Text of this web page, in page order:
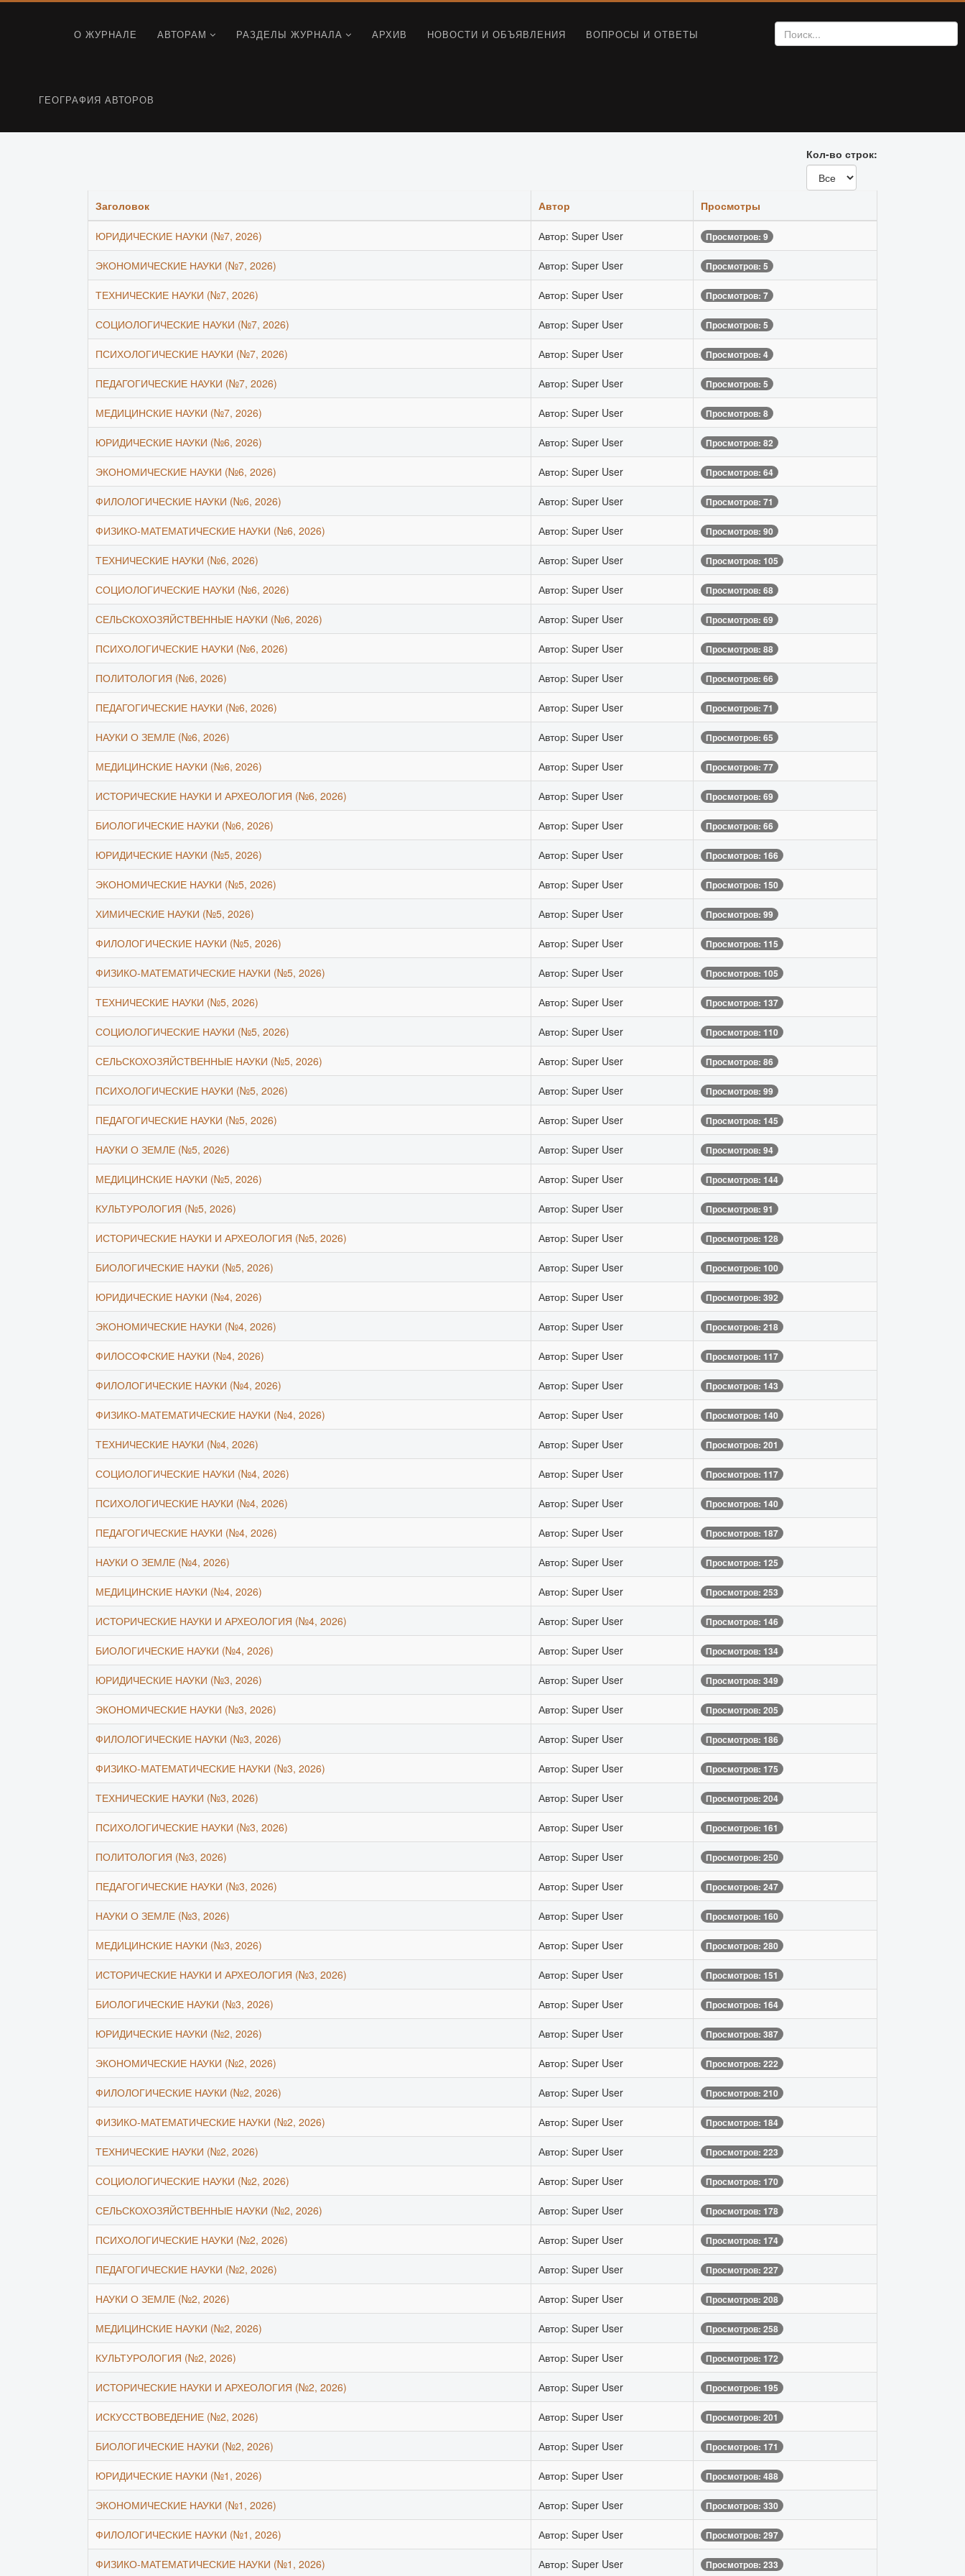
О ЖУРНАЛЕ АВТОРАМ РАЗДЕЛЫ ЖУРНАЛА АРХИВ НОВОСТИ И ОБЪЯВЛЕНИЯ ВОПРОСЫ И ОТВЕТЫ
ГЕОГРАФИЯ АВТОРОВ
Кол-во строк:
Заголовок Автор Просмотры
ЮРИДИЧЕСКИЕ НАУКИ (№7, 2026) Автор: Super User Просмотров: 9
ЭКОНОМИЧЕСКИЕ НАУКИ (№7, 2026) Автор: Super User Просмотров: 5
ТЕХНИЧЕСКИЕ НАУКИ (№7, 2026) Автор: Super User Просмотров: 7
СОЦИОЛОГИЧЕСКИЕ НАУКИ (№7, 2026) Автор: Super User Просмотров: 5
ПСИХОЛОГИЧЕСКИЕ НАУКИ (№7, 2026) Автор: Super User Просмотров: 4
ПЕДАГОГИЧЕСКИЕ НАУКИ (№7, 2026) Автор: Super User Просмотров: 5
МЕДИЦИНСКИЕ НАУКИ (№7, 2026) Автор: Super User Просмотров: 8
ЮРИДИЧЕСКИЕ НАУКИ (№6, 2026) Автор: Super User Просмотров: 82
ЭКОНОМИЧЕСКИЕ НАУКИ (№6, 2026) Автор: Super User Просмотров: 64
ФИЛОЛОГИЧЕСКИЕ НАУКИ (№6, 2026) Автор: Super User Просмотров: 71
ФИЗИКО-МАТЕМАТИЧЕСКИЕ НАУКИ (№6, 2026) Автор: Super User Просмотров: 90
ТЕХНИЧЕСКИЕ НАУКИ (№6, 2026) Автор: Super User Просмотров: 105
СОЦИОЛОГИЧЕСКИЕ НАУКИ (№6, 2026) Автор: Super User Просмотров: 68
СЕЛЬСКОХОЗЯЙСТВЕННЫЕ НАУКИ (№6, 2026) Автор: Super User Просмотров: 69
ПСИХОЛОГИЧЕСКИЕ НАУКИ (№6, 2026) Автор: Super User Просмотров: 88
ПОЛИТОЛОГИЯ (№6, 2026) Автор: Super User Просмотров: 66
ПЕДАГОГИЧЕСКИЕ НАУКИ (№6, 2026) Автор: Super User Просмотров: 71
НАУКИ О ЗЕМЛЕ (№6, 2026) Автор: Super User Просмотров: 65
МЕДИЦИНСКИЕ НАУКИ (№6, 2026) Автор: Super User Просмотров: 77
ИСТОРИЧЕСКИЕ НАУКИ И АРХЕОЛОГИЯ (№6, 2026) Автор: Super User Просмотров: 69
БИОЛОГИЧЕСКИЕ НАУКИ (№6, 2026) Автор: Super User Просмотров: 66
ЮРИДИЧЕСКИЕ НАУКИ (№5, 2026) Автор: Super User Просмотров: 166
ЭКОНОМИЧЕСКИЕ НАУКИ (№5, 2026) Автор: Super User Просмотров: 150
ХИМИЧЕСКИЕ НАУКИ (№5, 2026) Автор: Super User Просмотров: 99
ФИЛОЛОГИЧЕСКИЕ НАУКИ (№5, 2026) Автор: Super User Просмотров: 115
ФИЗИКО-МАТЕМАТИЧЕСКИЕ НАУКИ (№5, 2026) Автор: Super User Просмотров: 105
ТЕХНИЧЕСКИЕ НАУКИ (№5, 2026) Автор: Super User Просмотров: 137
СОЦИОЛОГИЧЕСКИЕ НАУКИ (№5, 2026) Автор: Super User Просмотров: 110
СЕЛЬСКОХОЗЯЙСТВЕННЫЕ НАУКИ (№5, 2026) Автор: Super User Просмотров: 86
ПСИХОЛОГИЧЕСКИЕ НАУКИ (№5, 2026) Автор: Super User Просмотров: 99
ПЕДАГОГИЧЕСКИЕ НАУКИ (№5, 2026) Автор: Super User Просмотров: 145
НАУКИ О ЗЕМЛЕ (№5, 2026) Автор: Super User Просмотров: 94
МЕДИЦИНСКИЕ НАУКИ (№5, 2026) Автор: Super User Просмотров: 144
КУЛЬТУРОЛОГИЯ (№5, 2026) Автор: Super User Просмотров: 91
ИСТОРИЧЕСКИЕ НАУКИ И АРХЕОЛОГИЯ (№5, 2026) Автор: Super User Просмотров: 128
БИОЛОГИЧЕСКИЕ НАУКИ (№5, 2026) Автор: Super User Просмотров: 100
ЮРИДИЧЕСКИЕ НАУКИ (№4, 2026) Автор: Super User Просмотров: 392
ЭКОНОМИЧЕСКИЕ НАУКИ (№4, 2026) Автор: Super User Просмотров: 218
ФИЛОСОФСКИЕ НАУКИ (№4, 2026) Автор: Super User Просмотров: 117
ФИЛОЛОГИЧЕСКИЕ НАУКИ (№4, 2026) Автор: Super User Просмотров: 143
ФИЗИКО-МАТЕМАТИЧЕСКИЕ НАУКИ (№4, 2026) Автор: Super User Просмотров: 140
ТЕХНИЧЕСКИЕ НАУКИ (№4, 2026) Автор: Super User Просмотров: 201
СОЦИОЛОГИЧЕСКИЕ НАУКИ (№4, 2026) Автор: Super User Просмотров: 117
ПСИХОЛОГИЧЕСКИЕ НАУКИ (№4, 2026) Автор: Super User Просмотров: 140
ПЕДАГОГИЧЕСКИЕ НАУКИ (№4, 2026) Автор: Super User Просмотров: 187
НАУКИ О ЗЕМЛЕ (№4, 2026) Автор: Super User Просмотров: 125
МЕДИЦИНСКИЕ НАУКИ (№4, 2026) Автор: Super User Просмотров: 253
ИСТОРИЧЕСКИЕ НАУКИ И АРХЕОЛОГИЯ (№4, 2026) Автор: Super User Просмотров: 146
БИОЛОГИЧЕСКИЕ НАУКИ (№4, 2026) Автор: Super User Просмотров: 134
ЮРИДИЧЕСКИЕ НАУКИ (№3, 2026) Автор: Super User Просмотров: 349
ЭКОНОМИЧЕСКИЕ НАУКИ (№3, 2026) Автор: Super User Просмотров: 205
ФИЛОЛОГИЧЕСКИЕ НАУКИ (№3, 2026) Автор: Super User Просмотров: 186
ФИЗИКО-МАТЕМАТИЧЕСКИЕ НАУКИ (№3, 2026) Автор: Super User Просмотров: 175
ТЕХНИЧЕСКИЕ НАУКИ (№3, 2026) Автор: Super User Просмотров: 204
ПСИХОЛОГИЧЕСКИЕ НАУКИ (№3, 2026) Автор: Super User Просмотров: 161
ПОЛИТОЛОГИЯ (№3, 2026) Автор: Super User Просмотров: 250
ПЕДАГОГИЧЕСКИЕ НАУКИ (№3, 2026) Автор: Super User Просмотров: 247
НАУКИ О ЗЕМЛЕ (№3, 2026) Автор: Super User Просмотров: 160
МЕДИЦИНСКИЕ НАУКИ (№3, 2026) Автор: Super User Просмотров: 280
ИСТОРИЧЕСКИЕ НАУКИ И АРХЕОЛОГИЯ (№3, 2026) Автор: Super User Просмотров: 151
БИОЛОГИЧЕСКИЕ НАУКИ (№3, 2026) Автор: Super User Просмотров: 164
ЮРИДИЧЕСКИЕ НАУКИ (№2, 2026) Автор: Super User Просмотров: 387
ЭКОНОМИЧЕСКИЕ НАУКИ (№2, 2026) Автор: Super User Просмотров: 222
ФИЛОЛОГИЧЕСКИЕ НАУКИ (№2, 2026) Автор: Super User Просмотров: 210
ФИЗИКО-МАТЕМАТИЧЕСКИЕ НАУКИ (№2, 2026) Автор: Super User Просмотров: 184
ТЕХНИЧЕСКИЕ НАУКИ (№2, 2026) Автор: Super User Просмотров: 223
СОЦИОЛОГИЧЕСКИЕ НАУКИ (№2, 2026) Автор: Super User Просмотров: 170
СЕЛЬСКОХОЗЯЙСТВЕННЫЕ НАУКИ (№2, 2026) Автор: Super User Просмотров: 178
ПСИХОЛОГИЧЕСКИЕ НАУКИ (№2, 2026) Автор: Super User Просмотров: 174
ПЕДАГОГИЧЕСКИЕ НАУКИ (№2, 2026) Автор: Super User Просмотров: 227
НАУКИ О ЗЕМЛЕ (№2, 2026) Автор: Super User Просмотров: 208
МЕДИЦИНСКИЕ НАУКИ (№2, 2026) Автор: Super User Просмотров: 258
КУЛЬТУРОЛОГИЯ (№2, 2026) Автор: Super User Просмотров: 172
ИСТОРИЧЕСКИЕ НАУКИ И АРХЕОЛОГИЯ (№2, 2026) Автор: Super User Просмотров: 195
ИСКУССТВОВЕДЕНИЕ (№2, 2026) Автор: Super User Просмотров: 201
БИОЛОГИЧЕСКИЕ НАУКИ (№2, 2026) Автор: Super User Просмотров: 171
ЮРИДИЧЕСКИЕ НАУКИ (№1, 2026) Автор: Super User Просмотров: 488
ЭКОНОМИЧЕСКИЕ НАУКИ (№1, 2026) Автор: Super User Просмотров: 330
ФИЛОЛОГИЧЕСКИЕ НАУКИ (№1, 2026) Автор: Super User Просмотров: 297
ФИЗИКО-МАТЕМАТИЧЕСКИЕ НАУКИ (№1, 2026) Автор: Super User Просмотров: 233